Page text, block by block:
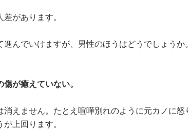
があります。
んでいけますが、男性のほうはどうでしょうか。
が癒えていない。
えません。たとえ喧嘩別れのように元カノに怒
上回ります。